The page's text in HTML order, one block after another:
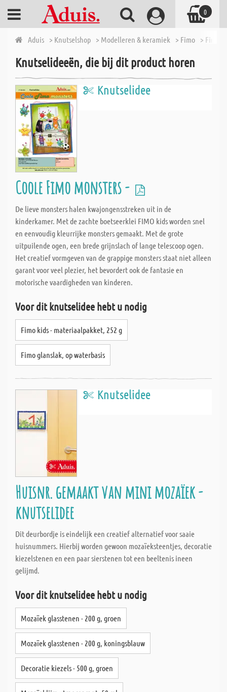
Aduis > Knutselshop > Modelleren & keramiek > Fimo > Fimo
Knutselideeën, die bij dit product horen
Knutselidee
Coole Fimo monsters -
De lieve monsters halen kwajongensstreken uit in de
kinderkamer. Met de zachte boetseerklei FIMO kids worden snel
en eenvoudig kleurrijke monsters gemaakt. Met de grote
uitpuilende ogen, een brede grijnslach of lange telescoop ogen.
Het creatief vormgeven van de grappige monsters staat niet alleen
garant voor veel plezier, het bevordert ook de fantasie en
motorische vaardigheden van kinderen.
Voor dit knutselidee hebt u nodig
Fimo kids - materiaalpakket, 252 g
Fimo glanslak, op waterbasis
Knutselidee
Huisnr. gemaakt van mini mozaïek -
knutselidee
Dit deurbordje is eindelijk een creatief alternatief voor saaie
huisnummers. Hierbij worden gewoon mozaïeksteentjes, decoratie
kiezelstenen en een paar sierstenen tot een beeltenis ineen
gelijmd.
Voor dit knutselidee hebt u nodig
Mozaïek glasstenen - 200 g, groen
Mozaïek glasstenen - 200 g, koningsblauw
Decoratie kiezels - 500 g, groen
0